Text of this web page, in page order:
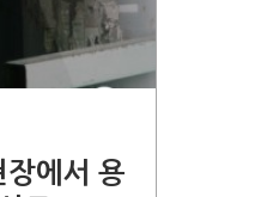
에서 용